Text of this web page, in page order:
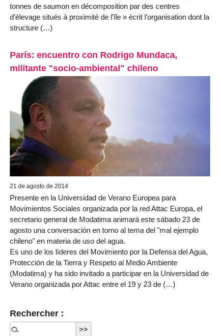
tonnes de saumon en décomposition par des centres
d’élevage situés à proximité de l’île » écrit l’organisation dont la
structure (…)
París: encuentro con Rodrigo Mundaca,
militante "socio-ambiental" chileno
21 de agosto de 2014
Presente en la Universidad de Verano Europea para
Movimientos Sociales organizada por la red Attac Europa, el
secretario general de Modatima animará este sábado 23 de
agosto una conversación en torno al tema del "mal ejemplo
chileno" en materia de uso del agua.
Es uno de los líderes del Movimiento por la Defensa del Agua,
Protección de la Tierra y Respeto al Medio Ambiente
(Modatima) y ha sido invitado a participar en la Universidad de
Verano organizada por Attac entre el 19 y 23 de (…)
Rechercher :